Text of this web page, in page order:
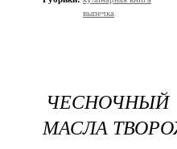
выпечка
МАСЛА